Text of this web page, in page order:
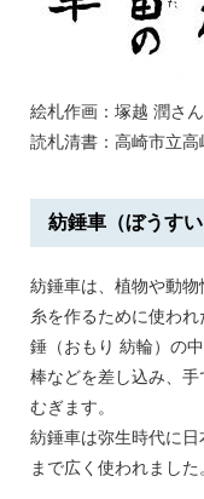
絵札作画：塚越 潤さん
読札清書：高崎市立
紡錘車（ぼうす
紡錘車は、植物や動物
糸を作るために使われ
錘（おもり 紡輪）の
棒などを差し込み、
むぎます。
紡錘車は弥生時代に
まで広く使われました